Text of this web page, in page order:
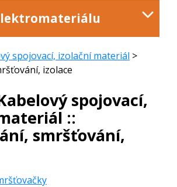
spojovací, izolační materiál >
izolace
spojovací,
::
smršťování,